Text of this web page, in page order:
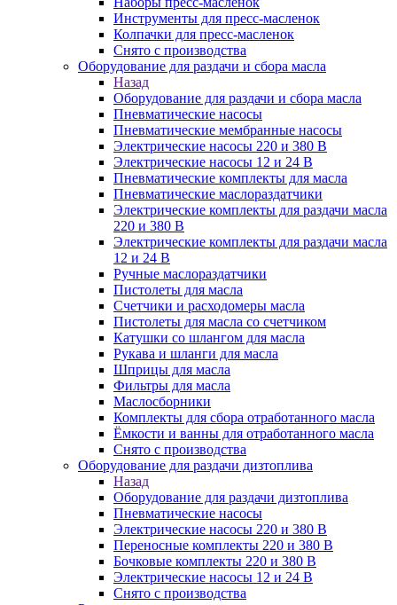
Инструменты для пресс-масленок
Колпачки для пресс-масленок
Снято с производства
Оборудование для раздачи и сбора масла
Назад
Оборудование для раздачи и сбора масла
Пневматические насосы
Пневматические мембранные насосы
Электрические насосы 220 и 380 В
Электрические насосы 12 и 24 В
Пневматические комплекты для масла
Пневматические маслораздатчики
Электрические комплекты для раздачи масла
220 и 380 В
Электрические комплекты для раздачи масла
12 и 24 В
Ручные маслораздатчики
Пистолеты для масла
Счетчики и расходомеры масла
Пистолеты для масла со счетчиком
Катушки со шлангом для масла
Рукава и шланги для масла
Шприцы для масла
Фильтры для масла
Маслосборники
Комплекты для сбора отработанного масла
Ёмкости и ванны для отработанного масла
Снято с производства
Оборудование для раздачи дизтоплива
Назад
Оборудование для раздачи дизтоплива
Пневматические насосы
Электрические насосы 220 и 380 В
Переносные комплекты 220 и 380 В
Бочковые комплекты 220 и 380 В
Электрические насосы 12 и 24 В
Снято с производства